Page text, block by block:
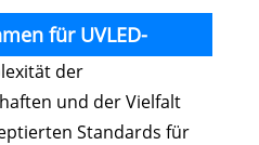
für UVLED-
zum
der
und der Vielfalt
Standards für